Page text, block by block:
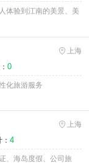
体验到江南的美景、美
上海
0
化旅游服务
上海
4
、海岛度假、公司旅